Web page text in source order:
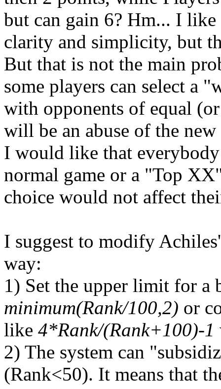
but can gain 6? Hm... I
clarity and simplicity, but
But that is not the main
some players can select a
with opponents of equal
will be an abuse of the
I would like that
normal game or a "Top
choice would not affect
I suggest to modify
way:
1) Set the upper limit for a
minimum(Rank/100,2) or
like 4*Rank/(Rank+100)-1
2) The system can
(Rank<50). It means that